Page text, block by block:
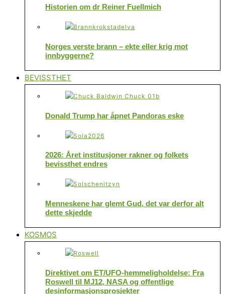
Historien om dr Reiner Fuellmich
Norges verste brann – ekte eller krig mot
innbyggerne?
BEVISSTHET
Donald Trump har åpnet Pandoras eske
2026: Året institusjoner rakner og folkets
bevissthet endres
Menneskene har glemt Gud, det var derfor alt
dette skjedde
KOSMOS
Direktivet om ET/UFO-hemmeligholdelse: Fra
Roswell til MJ12, NASA og offentlige
desinformasjonsprosjekter